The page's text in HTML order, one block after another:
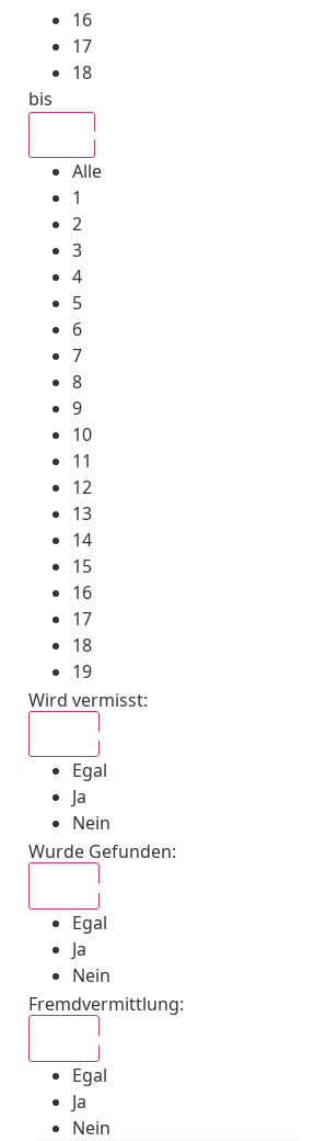
16
17
18
bis
Alle
1
2
3
4
5
6
7
8
9
10
11
12
13
14
15
16
17
18
19
Wird vermisst:
Egal
Ja
Nein
Wurde Gefunden:
Egal
Ja
Nein
Fremdvermittlung:
Egal
Ja
Nein